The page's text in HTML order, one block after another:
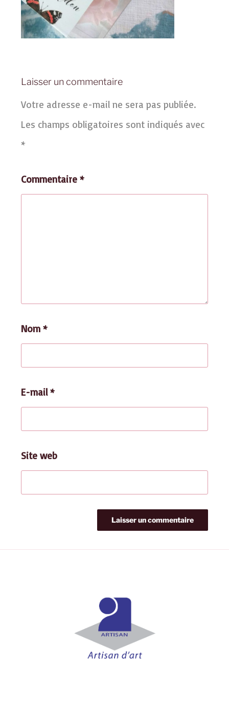
Laisser un commentaire
Votre adresse e-mail ne sera pas publiée.
Les champs obligatoires sont indiqués avec
*
Commentaire*
Nom*
E-mail*
Site web